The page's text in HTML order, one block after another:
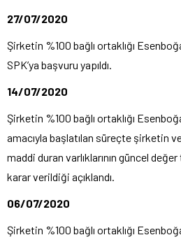
27/07/2020
Şirketin %100 bağlı ortaklığı
SPK’ya başvuru yapıldı.
14/07/2020
Şirketin %100 bağlı ortaklığı
amacıyla başlatılan süreçte şirketin
maddi duran varlıklarının güncel
karar verildiği açıklandı.
06/07/2020
Şirketin %100 bağlı ortaklığı